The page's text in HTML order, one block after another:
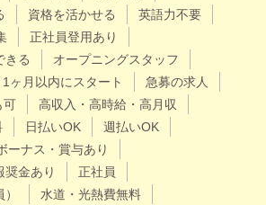
資格を活かせる
英語力不要
正社員登用あり
きる
オープニングスタッフ
1ヶ月以内にスタート
急募の求人
可
高収入・高時給・高月収
日払いOK
週払いOK
ーナス・賞与あり
奨金あり
正社員
水道・光熱費無料